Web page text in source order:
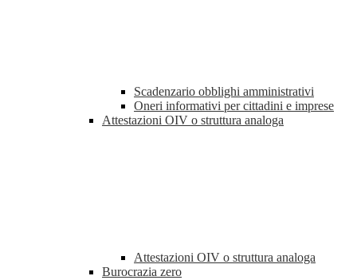
Scadenzario obblighi amministrativi
Oneri informativi per cittadini e imprese
Attestazioni OIV o struttura analoga
Attestazioni OIV o struttura analoga
Burocrazia zero